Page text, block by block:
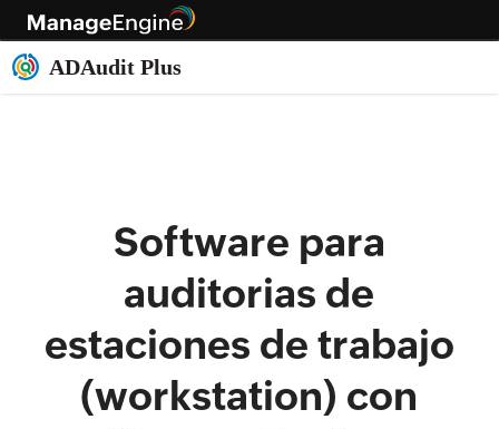
Software para
auditorias de
estaciones de trabajo
(workstation) con